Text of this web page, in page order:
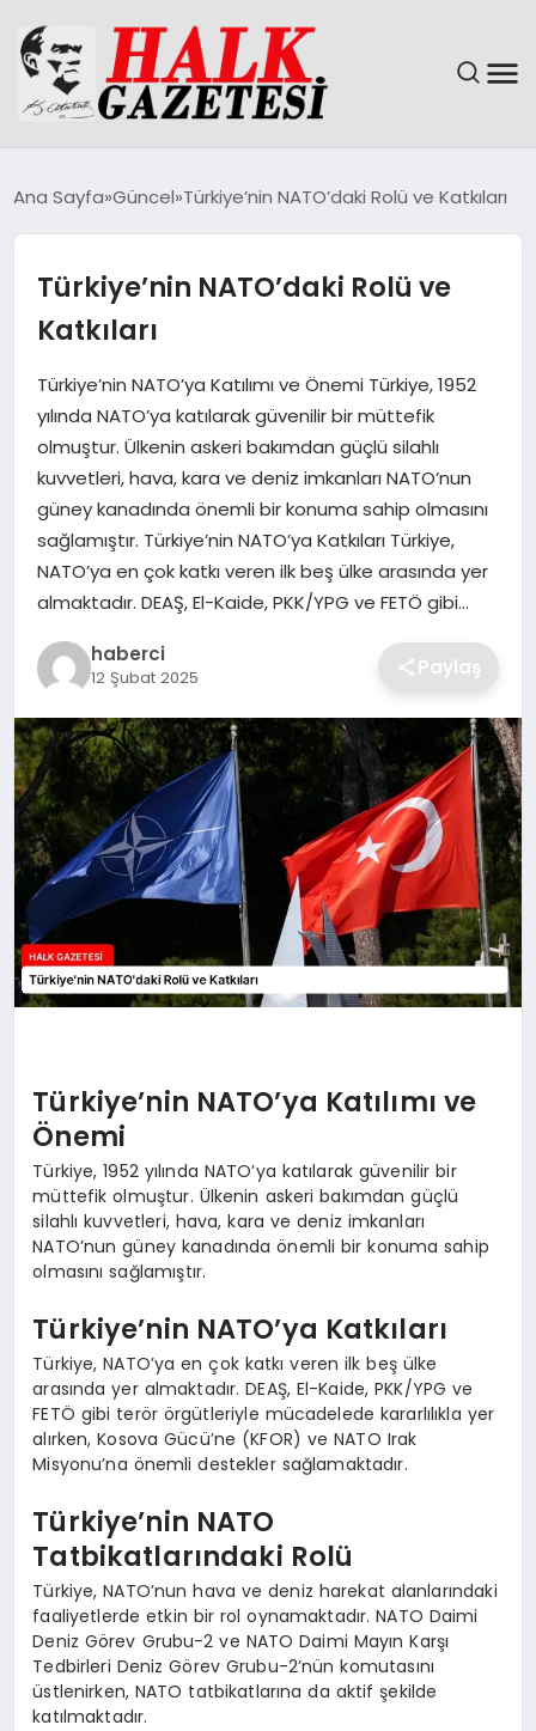
DÜNYA
EĞITIM
MAGAZIN
SAĞLIK
SIYASET
SPOR
TEKNOLOJI
YAŞAM
Ana Sayfa Güncel Türkiye’nin NATO’daki Rolü ve Katkıları
Türkiye’nin NATO’daki Rolü ve
Katkıları
Türkiye’nin NATO’ya Katılımı ve Önemi Türkiye, 1952
yılında NATO’ya katılarak güvenilir bir müttefik
olmuştur. Ülkenin askeri bakımdan güçlü silahlı
kuvvetleri, hava, kara ve deniz imkanları NATO’nun
güney kanadında önemli bir konuma sahip olmasını
sağlamıştır. Türkiye’nin NATO’ya Katkıları Türkiye,
NATO’ya en çok katkı veren ilk beş ülke arasında yer
almaktadır. DEAŞ, El-Kaide, PKK/YPG ve FETÖ gibi…
haberci
12 Şubat 2025 Paylaş
Türkiye’nin NATO’ya Katılımı ve
Önemi
Türkiye, 1952 yılında NATO’ya katılarak güvenilir bir
müttefik olmuştur. Ülkenin askeri bakımdan güçlü
silahlı kuvvetleri, hava, kara ve deniz imkanları
NATO’nun güney kanadında önemli bir konuma sahip
olmasını sağlamıştır.
Türkiye’nin NATO’ya Katkıları
Türkiye, NATO’ya en çok katkı veren ilk beş ülke
arasında yer almaktadır. DEAŞ, El-Kaide, PKK/YPG ve
FETÖ gibi terör örgütleriyle mücadelede kararlılıkla yer
alırken, Kosova Gücü’ne (KFOR) ve NATO Irak
Misyonu’na önemli destekler sağlamaktadır.
Türkiye’nin NATO
Tatbikatlarındaki Rolü
Türkiye, NATO’nun hava ve deniz harekat alanlarındaki
faaliyetlerde etkin bir rol oynamaktadır. NATO Daimi
Deniz Görev Grubu-2 ve NATO Daimi Mayın Karşı
Tedbirleri Deniz Görev Grubu-2’nün komutasını
üstlenirken, NATO tatbikatlarına da aktif şekilde
katılmaktadır.